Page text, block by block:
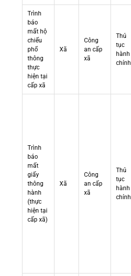
Trình
báo
mất hộ
chiếu
phổ
thông
thực
hiện tại
cấp xã
Xã
Công
an cấp
xã
Thủ
tục
hành
chính
Trình
báo
mất
giấy
thông
hành
(thực
hiện tại
cấp xã)
Xã
Công
an cấp
xã
Thủ
tục
hành
chính